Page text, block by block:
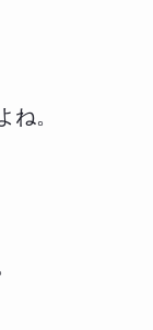
ね。